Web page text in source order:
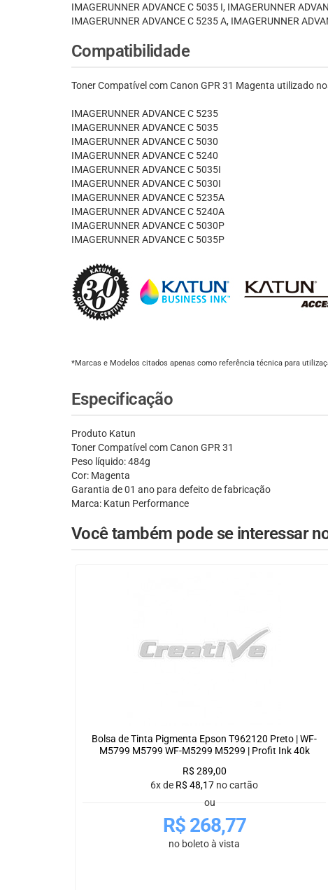
IMAGERUNNER ADVANCE C 5035 I, IMAGERUNNER
IMAGERUNNER ADVANCE C 5235 A, IMAGERUNNER
Compatibilidade
Toner Compatível com Canon GPR 31 Magenta utilizado
IMAGERUNNER ADVANCE C 5235
IMAGERUNNER ADVANCE C 5035
IMAGERUNNER ADVANCE C 5030
IMAGERUNNER ADVANCE C 5240
IMAGERUNNER ADVANCE C 5035I
IMAGERUNNER ADVANCE C 5030I
IMAGERUNNER ADVANCE C 5235A
IMAGERUNNER ADVANCE C 5240A
IMAGERUNNER ADVANCE C 5030P
IMAGERUNNER ADVANCE C 5035P
*Marcas e Modelos citados apenas como referência técnica para
Especificação
Produto Katun
Toner Compatível com Canon GPR 31
Peso líquido: 484g
Cor: Magenta
Garantia de 01 ano para defeito de fabricação
Marca: Katun Performance
Você também pode se interessar
Bolsa de Tinta Pigmenta Epson T962120 Preto | WF-
M5799 M5799 WF-M5299 M5299 | Profit Ink 40k
R$ 289,00
6x de R$ 48,17 no cartão
ou
R$268,77
no boleto à vista